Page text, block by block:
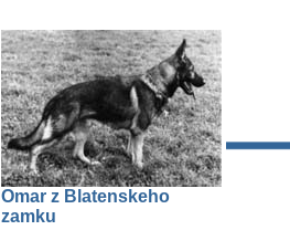
Omar z Blatenskeho
zamku